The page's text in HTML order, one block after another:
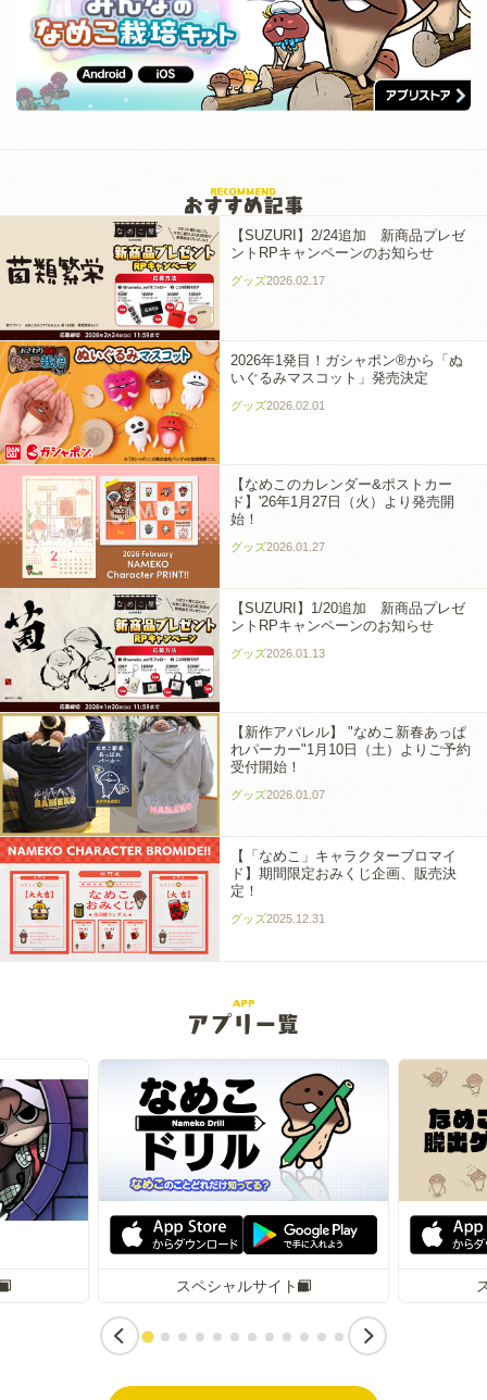
【SUZURI】2/24追加 新商品プレゼ
ントRPキャンペーンのお知らせ
グッズ2026.02.17
2026年1発目！ガシャポン®から「ぬ
いぐるみマスコット」発売決定
グッズ2026.02.01
【なめこのカレンダー&ポストカー
ド】'26年1月27日（火）より発売開
始！
グッズ2026.01.27
【SUZURI】1/20追加 新商品プレゼ
ントRPキャンペーンのお知らせ
グッズ2026.01.13
【新作アパレル】 "なめこ新春あっぱ
れパーカー"1月10日（土）よりご予約
受付開始！
グッズ2026.01.07
【「なめこ」キャラクターブロマイ
ド】期間限定おみくじ企画、販売決
定！
グッズ2025.12.31
スペシャルサイト